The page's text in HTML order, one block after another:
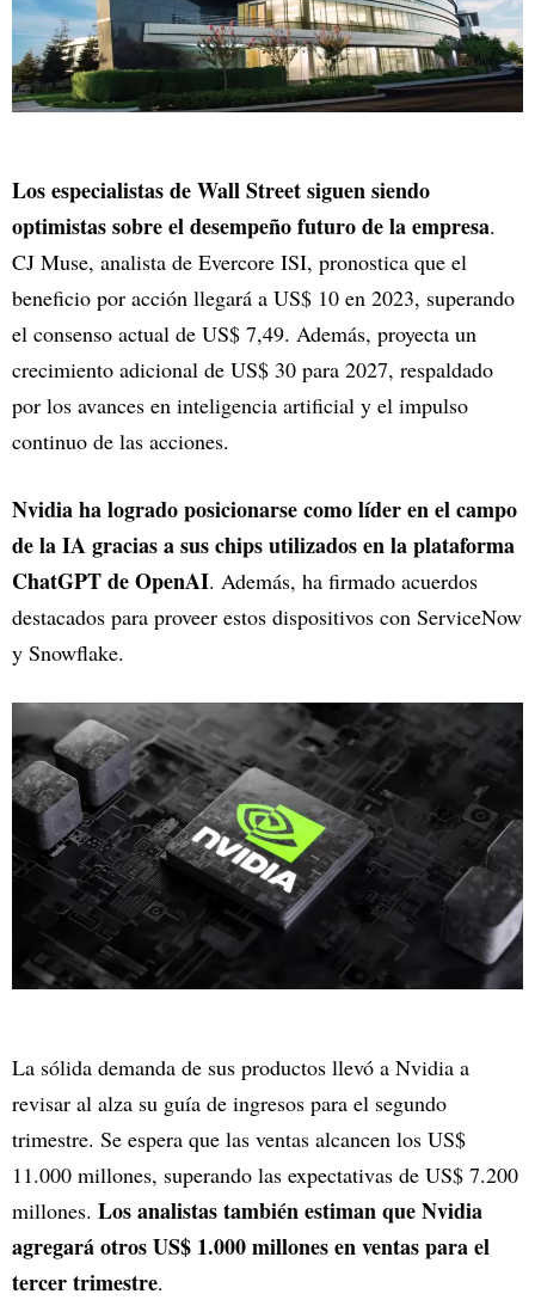
Los especialistas de Wall Street siguen siendo
optimistas sobre el desempeño futuro de la empresa.
CJ Muse, analista de Evercore ISI, pronostica que el
beneficio por acción llegará a US$ 10 en 2023, superando
el consenso actual de US$ 7,49. Además, proyecta un
crecimiento adicional de US$ 30 para 2027, respaldado
por los avances en inteligencia artificial y el impulso
continuo de las acciones.
Nvidia ha logrado posicionarse como líder en el campo
de la IA gracias a sus chips utilizados en la plataforma
ChatGPT de OpenAI. Además, ha firmado acuerdos
destacados para proveer estos dispositivos con ServiceNow
y Snowflake.
La sólida demanda de sus productos llevó a Nvidia a
revisar al alza su guía de ingresos para el segundo
trimestre. Se espera que las ventas alcancen los US$
11.000 millones, superando las expectativas de US$ 7.200
millones. Los analistas también estiman que Nvidia
agregará otros US$ 1.000 millones en ventas para el
tercer trimestre.